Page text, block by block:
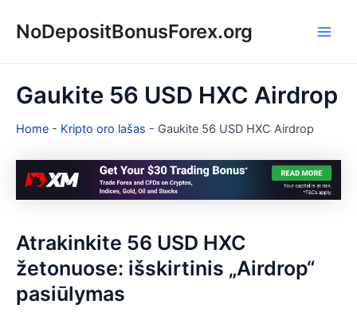
prieNoDepositBonusForex.org
Gaukite 56 USD HXC Airdrop
Home - Kripto oro lašas - Gaukite 56 USD HXC Airdrop
Atrakinkite 56 USD HXC
žetonuose: išskirtinis „Airdrop“
pasiūlymas